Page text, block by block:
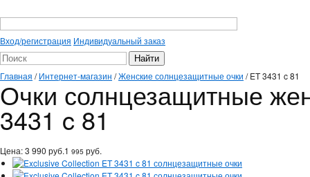
Вход/регистрация Индивидуальный заказ
Главная /Интернет-магазин /Женские солнцезащитные очки /ET 3431 c 81
Очки солнцезащитные
3431 c 81
Цена:3 990 руб.1 995 руб.